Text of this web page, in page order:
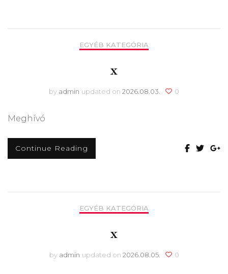
EGYÉB KATEGÓRIA
x
by admin updated on 2026.08.03. 0
Meghívó
Continue Reading
EGYÉB KATEGÓRIA
x
by admin updated on 2026.08.05. 0